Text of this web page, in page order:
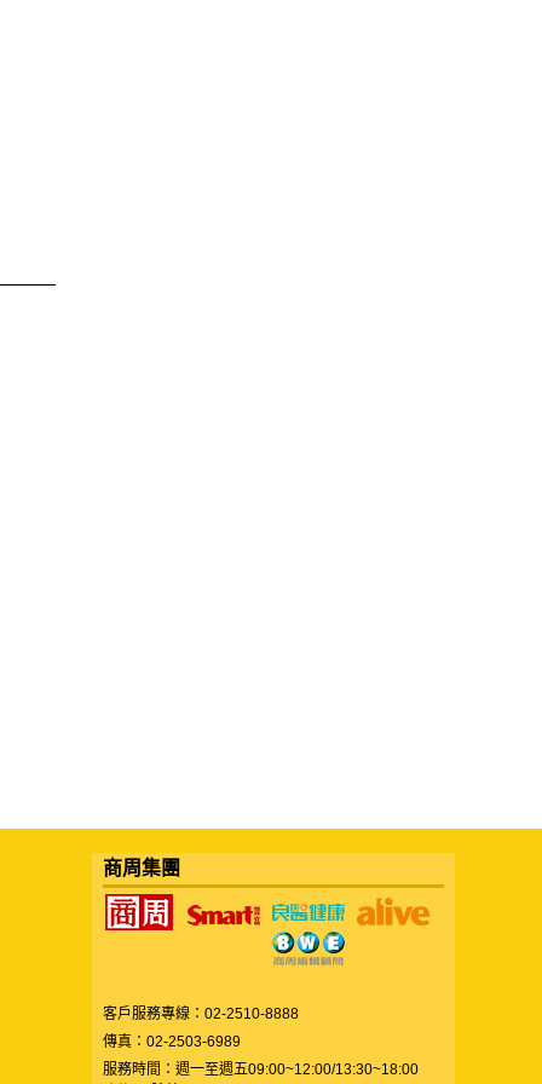
商周集團
客戶服務專線：02-2510-8888
傳真：02-2503-6989
服務時間：週一至週五09:00~12:00/13:30~18:00